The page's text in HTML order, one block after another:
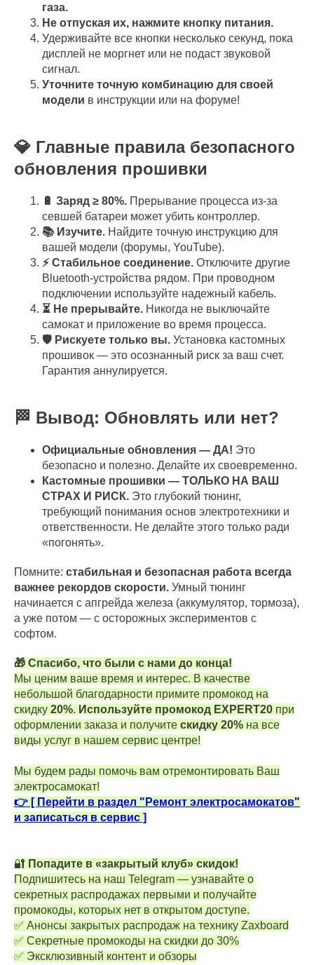
газа.
Не отпуская их, нажмите кнопку питания.
Удерживайте все кнопки несколько секунд, пока
дисплей не моргнет или не подаст звуковой
сигнал.
Уточните точную комбинацию для своей
модели в инструкции или на форуме!
💎 Главные правила безопасного
обновления прошивки
🔋 Заряд ≥ 80%. Прерывание процесса из-за
севшей батареи может убить контроллер.
📚 Изучите. Найдите точную инструкцию для
вашей модели (форумы, YouTube).
⚡ Стабильное соединение. Отключите другие
Bluetooth-устройства рядом. При проводном
подключении используйте надежный кабель.
⏳ Не прерывайте. Никогда не выключайте
самокат и приложение во время процесса.
🛡️ Рискуете только вы. Установка кастомных
прошивок — это осознанный риск за ваш счет.
Гарантия аннулируется.
🏁 Вывод: Обновлять или нет?
Официальные обновления — ДА! Это
безопасно и полезно. Делайте их своевременно.
Кастомные прошивки — ТОЛЬКО НА ВАШ
СТРАХ И РИСК. Это глубокий тюнинг,
требующий понимания основ электротехники и
ответственности. Не делайте этого только ради
«погонять».
Помните: стабильная и безопасная работа всегда
важнее рекордов скорости. Умный тюнинг
начинается с апгрейда железа (аккумулятор, тормоза),
а уже потом — с осторожных экспериментов с
софтом.
🎁 Спасибо, что были с нами до конца!
Мы ценим ваше время и интерес. В качестве
небольшой благодарности примите промокод на
скидку 20%. Используйте промокод EXPERT20 при
оформлении заказа и получите скидку 20% на все
виды услуг в нашем сервис центре!
Мы будем рады помочь вам отремонтировать Ваш
электросамокат!
👉 [ Перейти в раздел "Ремонт электросамокатов"
и записаться в сервис ]
🔐 Попадите в «закрытый клуб» скидок!
Подпишитесь на наш Telegram — узнавайте о
секретных распродажах первыми и получайте
промокоды, которых нет в открытом доступе.
✅ Анонсы закрытых распродаж на технику Zaxboard
✅ Секретные промокоды на скидки до 30%
✅ Эксклюзивный контент и обзоры